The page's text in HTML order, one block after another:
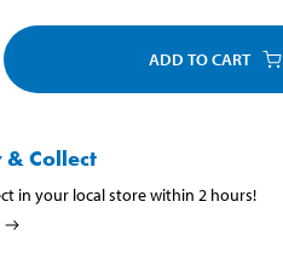
ADD TO CART
& Collect
in your local store within 2 hours!